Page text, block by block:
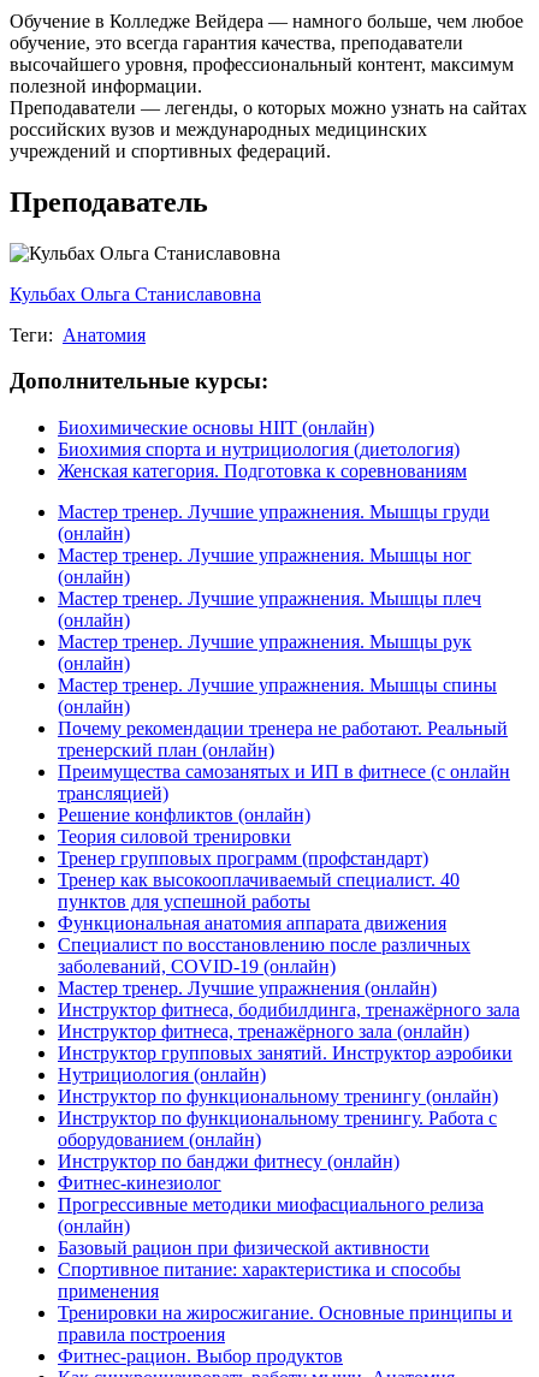
Обучение в Колледже Вейдера — намного больше, чем любое
обучение, это всегда гарантия качества, преподаватели
высочайшего уровня, профессиональный контент, максимум
полезной информации.
Преподаватели — легенды, о которых можно узнать на сайтах
российских вузов и международных медицин­ских
учреждений и спортивных федераций.
Преподаватель
Кульбах Ольга Станиславовна
Теги: Анатомия
Дополнительные курсы:
Биохимические основы HIIT (онлайн)
Биохимия спорта и нутрициология (диетология)
Женская категория. Подготовка к соревнованиям
Мастер тренер. Лучшие упражнения. Мышцы груди
(онлайн)
Мастер тренер. Лучшие упражнения. Мышцы ног
(онлайн)
Мастер тренер. Лучшие упражнения. Мышцы плеч
(онлайн)
Мастер тренер. Лучшие упражнения. Мышцы рук
(онлайн)
Мастер тренер. Лучшие упражнения. Мышцы спины
(онлайн)
Почему рекомендации тренера не работают. Реальный
тренерский план (онлайн)
Преимущества самозанятых и ИП в фитнесе (с онлайн
трансляцией)
Решение конфликтов (онлайн)
Теория силовой тренировки
Тренер групповых программ (профстандарт)
Тренер как высокооплачиваемый специалист. 40
пунктов для успешной работы
Функциональная анатомия аппарата движения
Специалист по восстановлению после различных
заболеваний, COVID-19 (онлайн)
Мастер тренер. Лучшие упражнения (онлайн)
Инструктор фитнеса, бодибилдинга, тренажёрного зала
Инструктор фитнеса, тренажёрного зала (онлайн)
Инструктор групповых занятий. Инструктор аэробики
Нутрициология (онлайн)
Инструктор по функциональному тренингу (онлайн)
Инструктор по функциональному тренингу. Работа с
оборудованием (онлайн)
Инструктор по банджи фитнесу (онлайн)
Фитнес-кинезиолог
Прогрессивные методики миофасциального релиза
(онлайн)
Базовый рацион при физической активности
Спортивное питание: характеристика и способы
применения
Тренировки на жиросжигание. Основные принципы и
правила построения
Фитнес-рацион. Выбор продуктов